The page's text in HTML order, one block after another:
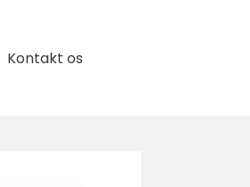
Kontakt os